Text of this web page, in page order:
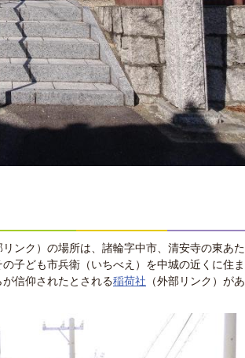
リンク） の場所は、諸輪字中市、清安寺の東あた
子ども市兵衛（いちべえ）を中城の近くに住ま
信仰されたとされる稲荷社 （外部リンク） があ